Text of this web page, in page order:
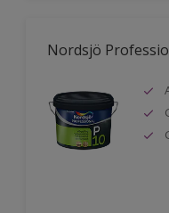
Nordsjö